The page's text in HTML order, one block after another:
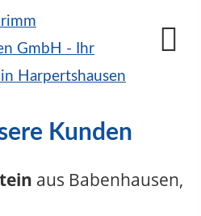
Kunden
aus Babenhausen,